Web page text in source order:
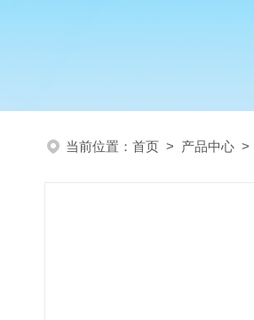
当前位置： 首页 > 产品中心 >